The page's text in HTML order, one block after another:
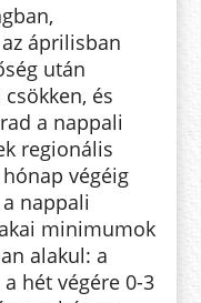
áprilisban
után
és
a nappali
regionális
végéig
nappali
minimumok
alakul: a
hét végére 0-3